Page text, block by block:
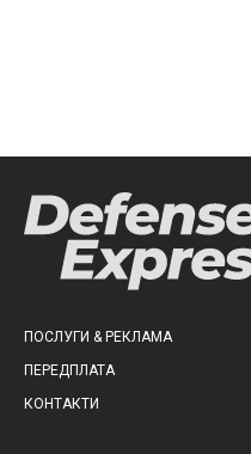
ПОСЛУГИ & РЕКЛАМА
ПЕРЕДПЛАТА
КОНТАКТИ